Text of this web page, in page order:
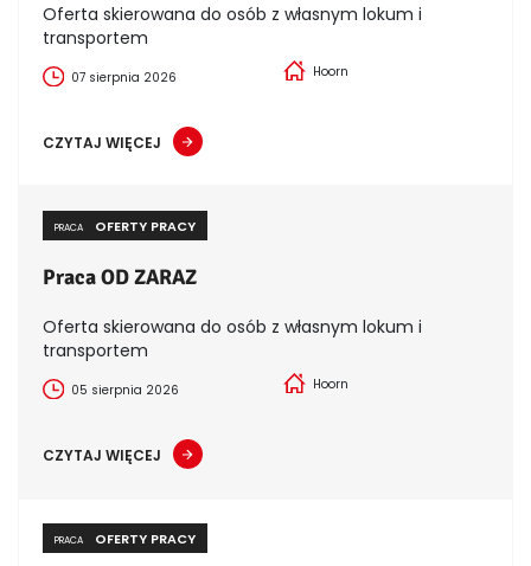
Oferta skierowana do osób z własnym lokum i
transportem
07 sierpnia 2026 Hoorn
CZYTAJ WIĘCEJ
PRACA OFERTY PRACY
Praca OD ZARAZ
Oferta skierowana do osób z własnym lokum i
transportem
05 sierpnia 2026 Hoorn
CZYTAJ WIĘCEJ
PRACA OFERTY PRACY